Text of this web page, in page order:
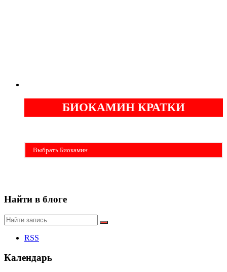
БИОКАМИН КРАТКИ
Выбрать Биокамин
Найти в блоге
RSS
Календарь